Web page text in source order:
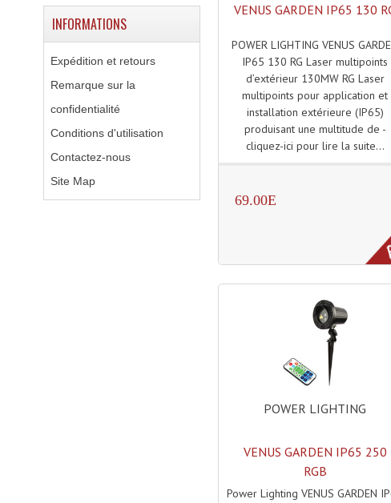
VENUS GARDEN IP65 130
POWER LIGHTING VENUS
IP65 130 RG Laser multipoints
d’extérieur 130MW RG Laser
multipoints pour application et
installation extérieure (IP65)
produisant une multitude de -
cliquez-ici pour lire la suite...
69.00E
POWER LIGHTING
VENUS GARDEN IP65 250
RGB
Power Lighting VENUS GARDEN
INFORMATIONS
Expédition et retours
Remarque sur la
confidentialité
Conditions d'utilisation
Contactez-nous
Site Map